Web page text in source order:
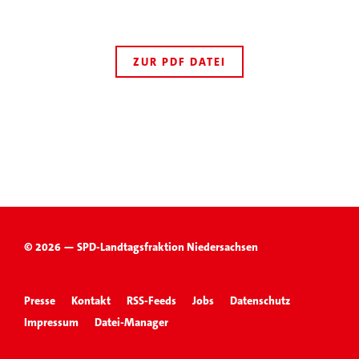
ZUR PDF DATEI
© 2026 — SPD-Landtagsfraktion Niedersachsen
Presse Kontakt RSS-Feeds Jobs
Datenschutz
Impressum
Datei-Manager